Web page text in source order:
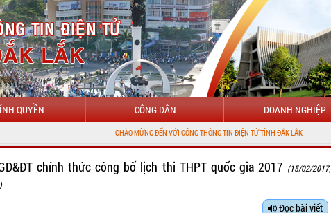
QUYỀN CÔNG DÂN DOANH NGHIỆP
CHÀO MỪNG ĐẾN VỚI CỔNG THÔNG TIN ĐIỆN TỬ TỈNH ĐẮK LẮK
chính thức công bố lịch thi THPT quốc gia 2017 (15/02/2017,
Đọc bài viết